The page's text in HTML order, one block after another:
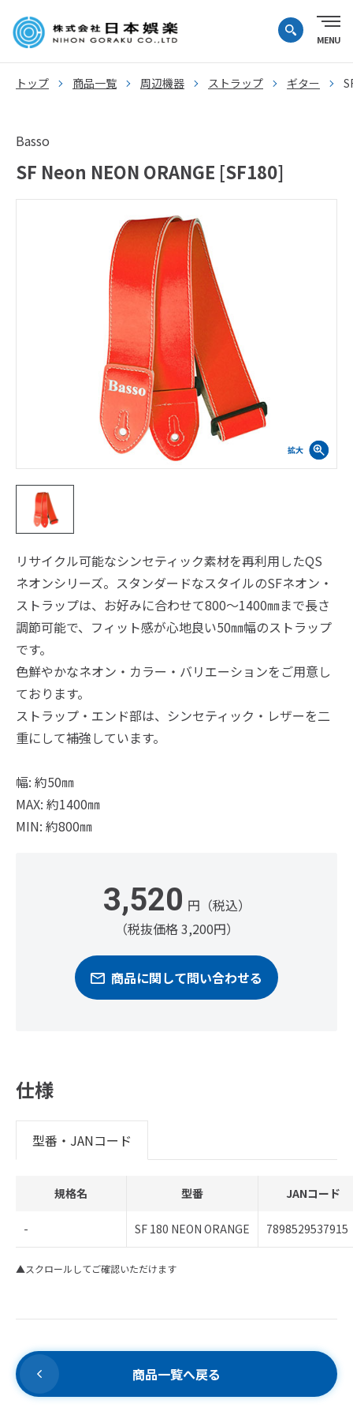
トップ 商品一覧 周辺機器 ストラップ ギター
Basso
SF Neon NEON ORANGE [SF180]
リサイクル可能なシンセティック素材を再利用したQS
ネオンシリーズ。スタンダードなスタイルのSFネオン・
ストラップは、お好みに合わせて800～1400㎜まで長さ
調節可能で、フィット感が心地良い50㎜幅のストラップ
です。
色鮮やかなネオン・カラー・バリエーションをご用意し
ております。
ストラップ・エンド部は、シンセティック・レザーを二
重にして補強しています。
幅: 約50㎜
MAX: 約1400㎜
MIN: 約800㎜
3,520 円（税込）
（税抜価格 3,200円）
商品に関して問い合わせる
仕様
型番・JANコード
規格名 型番 JANコード
- SF 180 NEON ORANGE 7898529537915
▲スクロールしてご確認いただけます
商品一覧へ戻る